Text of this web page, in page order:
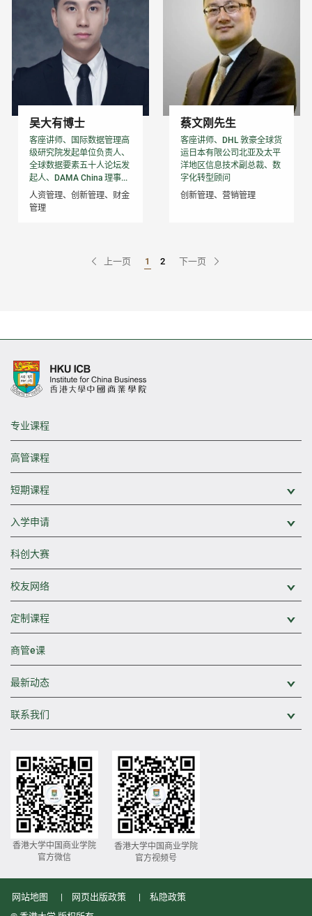
吴大有博士
客座讲师、国际数据管理高
级研究院发起单位负责人、
全球数据要素五十人论坛发
起人、DAMA China 理事...
人资管理、创新管理、财金
管理
蔡文刚先生
客座讲师、DHL 敦豪全球货
运日本有限公司北亚及太平
洋地区信息技术副总裁、数
字化转型顾问
创新管理、营销管理
上一页 Go to Page
1 Go to Page
2 下一页
专业课程
高管课程
短期课程
入学申请
科创大赛
校友网络
定制课程
商管e课
最新动态
联系我们
香港大学中国商业学院
官方微信
香港大学中国商业学院
官方视频号
网站地图 网页出版政策
私隐政策